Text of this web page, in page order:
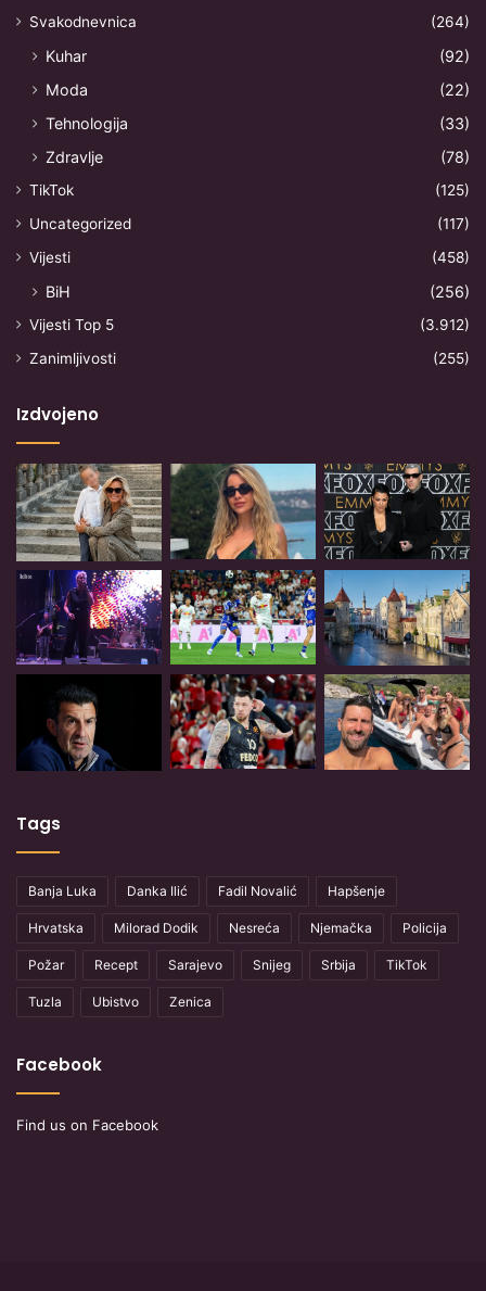
Svakodnevnica
(264)
Kuhar
(92)
Moda
(22)
Tehnologija
(33)
Zdravlje
(78)
TikTok
(125)
Uncategorized
(117)
Vijesti
(458)
BiH (256)
Vijesti Top 5
(3.912)
Zanimljivosti
(255)
Izdvojeno
Tags
Banja Luka Danka Ilić Fadil Novalić Hapšenje
Hrvatska Milorad Dodik Nesreća Njemačka Policija
Požar Recept Sarajevo Snijeg Srbija TikTok
Tuzla Ubistvo Zenica
Facebook
Find us on Facebook